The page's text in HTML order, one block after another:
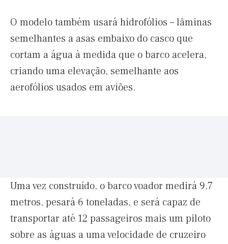
O modelo também usará hidrofólios – lâminas
semelhantes a asas embaixo do casco que
cortam a água à medida que o barco acelera,
criando uma elevação, semelhante aos
aerofólios usados ​​em aviões.
Uma vez construído, o barco voador medirá 9,7
metros, pesará 6 toneladas, e será capaz de
transportar até 12 passageiros mais um piloto
sobre as águas a uma velocidade de cruzeiro